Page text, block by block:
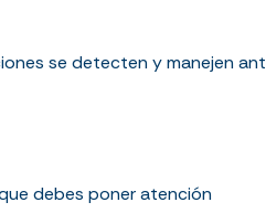
se detecten y manejen
debes poner atención